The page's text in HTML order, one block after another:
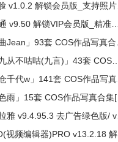
v1.0.2 解锁会员版_支持照片/视频换脸
v9.50 解锁VIP会员版_精准天气信息
」93套 COS作品写真合集[持续更新],COS界的独特魅力与神秘性别之谜
咕咕(九言)」43套 COS作品写真合集[持续更新]，用心演绎舞台上的魅力！
w」141套 COS作品写真合集[持续更新],探索她独具魅力的摄影作品之路！
15套 COS作品写真合集[持续更新],镜头下的“透明感”少女~每一帧都美如画
v9.4.95.3 去广告绿色版/ v3.4.10.3 极速版
频编辑器)PRO v13.2.18 解锁内购付费版